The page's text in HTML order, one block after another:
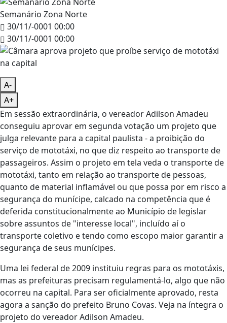
Semanário Zona Norte
30/11/-0001 00:00
30/11/-0001 00:00
A-
A+
Em sessão extraordinária, o vereador Adilson Amadeu
conseguiu aprovar em segunda votação um projeto que
julga relevante para a capital paulista - a proibição do
serviço de mototáxi, no que diz respeito ao transporte de
passageiros. Assim o projeto em tela veda o transporte de
mototáxi, tanto em relação ao transporte de pessoas,
quanto de material inflamável ou que possa por em risco a
segurança do munícipe, calcado na competência que é
deferida constitucionalmente ao Município de legislar
sobre assuntos de "interesse local", incluído aí o
transporte coletivo e tendo como escopo maior garantir a
segurança de seus munícipes.
Uma lei federal de 2009 instituiu regras para os mototáxis,
mas as prefeituras precisam regulamentá-lo, algo que não
ocorreu na capital. Para ser oficialmente aprovado, resta
agora a sanção do prefeito Bruno Covas. Veja na íntegra o
projeto do vereador Adilson Amadeu.